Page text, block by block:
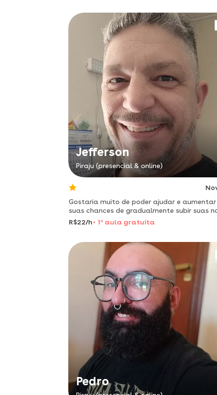
Jefferson
Piraju (presencial & online)
Gostaria muito de poder ajudar e aumentar
suas chances de gradualmente subir suas
R$22/h
1 a aula gratuita
Pedro